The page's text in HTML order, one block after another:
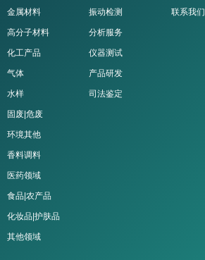
金属材料
高分子材料
化工产品
气体
水样
固废|危废
环境其他
香料调料
医药领域
食品|农产品
化妆品|护肤品
其他领域
振动检测
分析服务
仪器测试
产品研发
司法鉴定
联系我们